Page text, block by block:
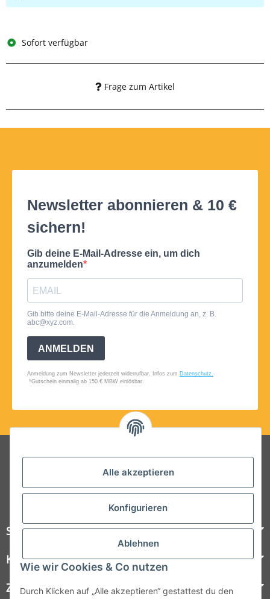
Alle akzeptieren
Konfigurieren
Ablehnen
Wie wir Cookies & Co nutzen
Durch Klicken auf „Alle akzeptieren“ gestattest du den
Sofort verfügbar
Frage zum Artikel
Folgt uns auf Social Media
Steelboxx
Kundenservice
Zahlungsmöglichkeiten